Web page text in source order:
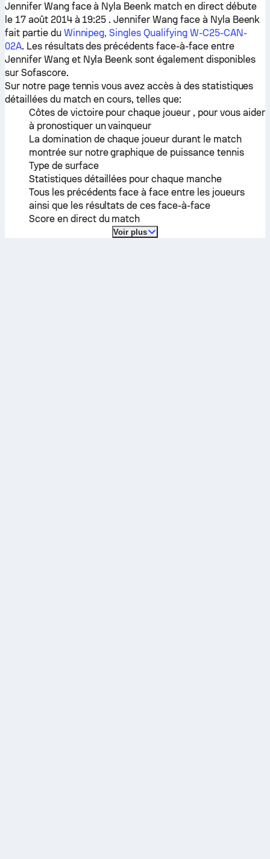
Jennifer Wangface à Nyla Beenk match en direct débute
le 17 août 2014 à 19:25 .Jennifer Wangface à Nyla Beenk
fait partie du Winnipeg, Singles Qualifying W-C25-CAN-
02A. Les résultats des précédents face-à-face entre
Jennifer Wanget Nyla Beenk sont également disponibles
sur Sofascore.
Sur notre page tennis vous avez accès à des statistiques
détaillées du match en cours, telles que:
Côtes de victoire pour chaque joueur , pour vous aider
à pronostiquer un vainqueur
La domination de chaque joueur durant le match
montrée sur notre graphique de puissance tennis
Type de surface
Statistiques détaillées pour chaque manche
Tous les précédents face à face entre les joueurs
ainsi que les résultats de ces face-à-face
Score en direct du match
Voir plus